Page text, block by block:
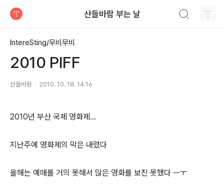
산들바람 부는 날
IntereSting/무비무비
2010 PIFF
산들바람 2010. 10. 18. 14:16
2010년 부산 국제 영화제...
지난주에 영화제의 막은 내렸다
올해는 예매를 거의 못해서 많은 영화를 보진 못했다 ㅡㅜ